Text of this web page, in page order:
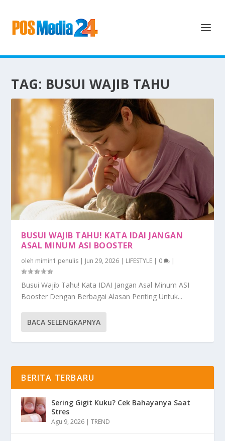
TAG: BUSUI WAJIB TAHU
BUSUI WAJIB TAHU! KATA IDAI JANGAN
ASAL MINUM ASI BOOSTER
oleh mimin1 penulis | Jun 29, 2026 | LIFESTYLE | 0 |
Busui Wajib Tahu! Kata IDAI Jangan Asal Minum ASI
Booster Dengan Berbagai Alasan Penting Untuk...
BACA SELENGKAPNYA
BERITA TERBARU
Sering Gigit Kuku? Cek Bahayanya Saat
Stres
Agu 9, 2026 |TREND